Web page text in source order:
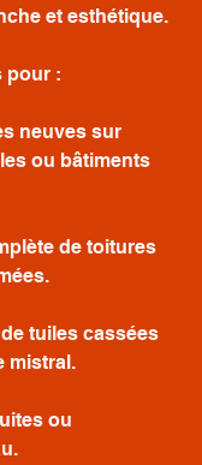
et esthétique.
pour :
neuves sur
ou bâtiments
de toitures
tuiles cassées
mistral.
ou